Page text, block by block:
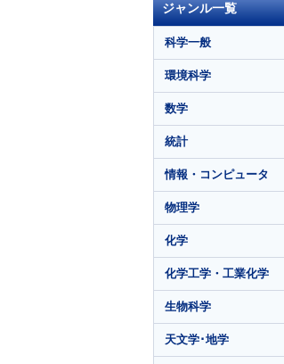
ジャンル一覧
科学一般
環境科学
数学
統計
情報・コンピュータ
物理学
化学
化学工学・工業化学
生物科学
天文学･地学